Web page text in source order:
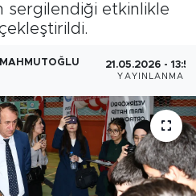
sergilendiği etkinlikle
21.05.2026 - 13:55
YAYINLANMA